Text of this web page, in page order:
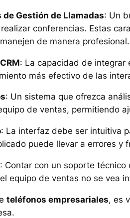
Gestión de Llamadas: Un
conferencias. Estas
de manera profesional.
: La capacidad de integrar
más efectivo de las
: Un sistema que ofrezca
de ventas, permitiendo
: La interfaz debe ser intuitiva
puede llevar a errores y
: Contar con un soporte
equipo de ventas no se vea
teléfonos empresariales, es